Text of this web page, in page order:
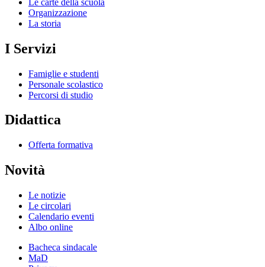
Organizzazione
La storia
I Servizi
Famiglie e studenti
Personale scolastico
Percorsi di studio
Didattica
Offerta formativa
Novità
Le notizie
Le circolari
Calendario eventi
Albo online
Bacheca sindacale
MaD